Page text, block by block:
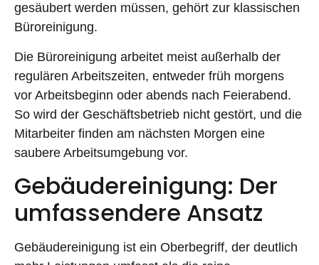
gesäubert werden müssen, gehört zur klassischen
Büroreinigung.
Die Büroreinigung arbeitet meist außerhalb der
regulären Arbeitszeiten, entweder früh morgens
vor Arbeitsbeginn oder abends nach Feierabend.
So wird der Geschäftsbetrieb nicht gestört, und die
Mitarbeiter finden am nächsten Morgen eine
saubere Arbeitsumgebung vor.
Gebäudereinigung: Der
umfassendere Ansatz
Gebäudereinigung ist ein Oberbegriff, der deutlich